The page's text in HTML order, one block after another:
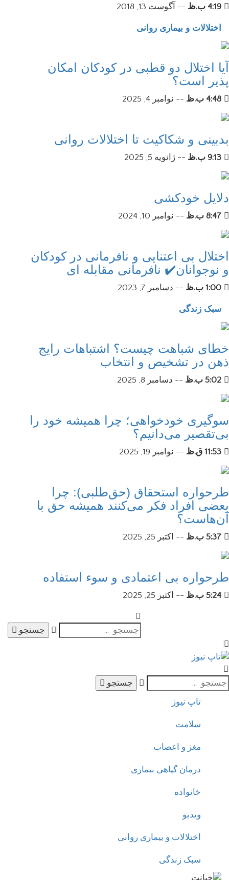
4:19 ب.ظ -- آگوست 13, 2018
اختلالات و بیماری روانی
آیا اختلال دو قطبی در کودکان امکان
پذیر است؟
4:48 ب.ظ -- نوامبر 4, 2025
بدبینی و شکاکیت تا اختلالات روانی
9:13 ب.ظ -- ژانویه 5, 2025
دلایل خودکشی
8:47 ب.ظ -- نوامبر 10, 2024
اختلال بی اعتنایی و نافرمانی در کودکان
و نوجوانان✔️ نافرمانی مقابله ای
1:00 ب.ظ -- دسامبر 7, 2023
سبک زندگی
خطای شباهت چیست؟ اشتباهات رایج
ذهن در تشخیص و انتخاب
5:02 ب.ظ -- دسامبر 8, 2025
سوگیری خودخواهی؛ چرا همیشه خود را
بی‌تقصیر می‌دانیم؟
11:53 ق.ظ -- نوامبر 19, 2025
طرحواره استحقاق (حق‌طلبی): چرا
بعضی افراد فکر می‌کنند همیشه حق با
آن‌هاست؟
5:37 ب.ظ -- اکتبر 25, 2025
طرحواره بی اعتمادی و سوء استفاده
5:24 ب.ظ -- اکتبر 25, 2025
جستجو
جستجو
تاپ نیوز
سلامت
مغز و اعصاب
درمان گیاهی بیماری
خانواده
ویدیو
اختلالات و بیماری روانی
سبک زندگی